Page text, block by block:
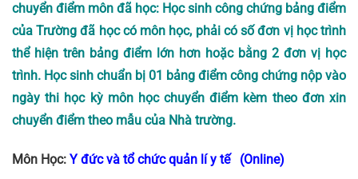
chuyển điểm môn đã học: Học sinh công chứng bảng điểm
của Trường đã học có môn học, phải có số đơn vị học trình
thể hiện trên bảng điểm lớn hơn hoặc bằng 2 đơn vị học
trình. Học sinh chuẩn bị 01 bảng điểm công chứng nộp vào
ngày thi học kỳ môn học chuyển điểm kèm theo đơn xin
chuyển điểm theo mẫu của Nhà trường.
Môn Học: Y đức và tổ chức quản lí y tế (Online)